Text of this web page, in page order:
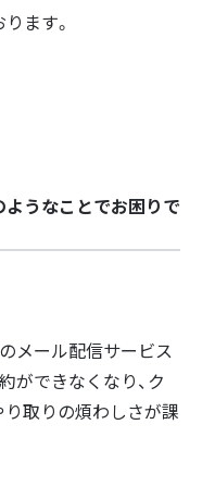
ます。
うなことでお困りで
メール配信サービス
ができなくなり、ク
取りの煩わしさが課